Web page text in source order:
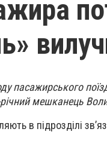
пасажирського
мешканець
в підрозділі